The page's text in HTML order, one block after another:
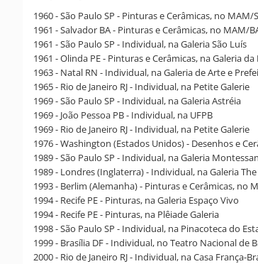
1960 - São Paulo SP - Pinturas e Cerâmicas, no MAM/
1961 - Salvador BA - Pinturas e Cerâmicas, no MAM/
1961 - São Paulo SP - Individual, na Galeria São Luís
1961 - Olinda PE - Pinturas e Cerâmicas, na Galeria da
1963 - Natal RN - Individual, na Galeria de Arte e
1965 - Rio de Janeiro RJ - Individual, na Petite Galerie
1969 - São Paulo SP - Individual, na Galeria Astréia
1969 - João Pessoa PB - Individual, na UFPB
1969 - Rio de Janeiro RJ - Individual, na Petite Galerie
1976 - Washington (Estados Unidos) - Desenhos e
1989 - São Paulo SP - Individual, na Galeria
1989 - Londres (Inglaterra) - Individual, na Galeria
1993 - Berlim (Alemanha) - Pinturas e Cerâmicas, no
1994 - Recife PE - Pinturas, na Galeria Espaço Vivo
1994 - Recife PE - Pinturas, na Plêiade Galeria
1998 - São Paulo SP - Individual, na Pinacoteca do
1999 - Brasília DF - Individual, no Teatro Nacional de
2000 - Rio de Janeiro RJ - Individual, na Casa França-